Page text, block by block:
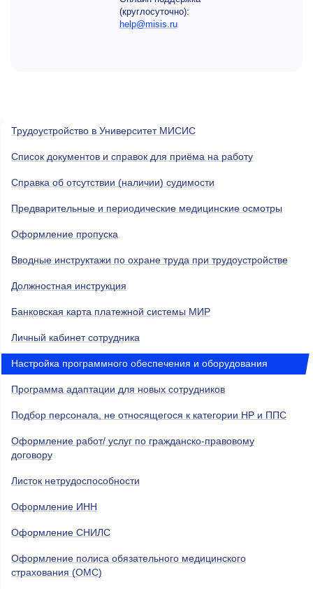
(круглосуточно):
help@misis.ru
Трудоустройство в Университет МИСИС
Список документов и справок для приёма на работу
Справка об отсутствии (наличии) судимости
Предварительные и периодические медицинские осмотры
Оформление пропуска
Вводные инструктажи по охране труда при трудоустройстве
Должностная инструкция
Банковская карта платежной системы МИР
Личный кабинет сотрудника
Настройка программного обеспечения и оборудования
Программа адаптации для новых сотрудников
Подбор персонала, не относящегося к категории НР и ППС
Оформление работ/ услуг по гражданско-правовому
договору
Листок нетрудоспособности
Оформление ИНН
Оформление СНИЛС
Оформление полиса обязательного медицинского
страхования (ОМС)